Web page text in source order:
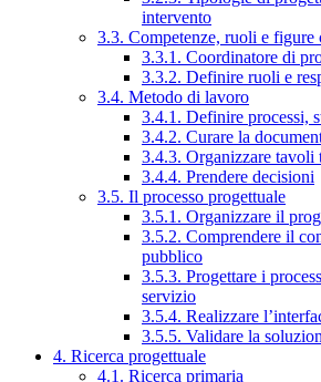
intervento
3.3. Competenze, ruoli e figure
3.3.1. Coordinatore di
3.3.2. Definire ruoli e
3.4. Metodo di lavoro
3.4.1. Definire processi,
3.4.2. Curare la
3.4.3. Organizzare
3.4.4. Prendere decisioni
3.5. Il processo progettuale
3.5.1. Organizzare il
3.5.2. Comprendere il
pubblico
3.5.3. Progettare i
servizio
3.5.4. Realizzare
3.5.5. Validare la
4. Ricerca progettuale
4.1. Ricerca primaria